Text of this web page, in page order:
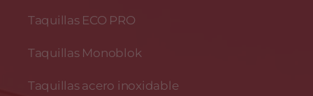
Taquillas ECO PRO
Taquillas Monoblok
Taquillas acero inoxidable